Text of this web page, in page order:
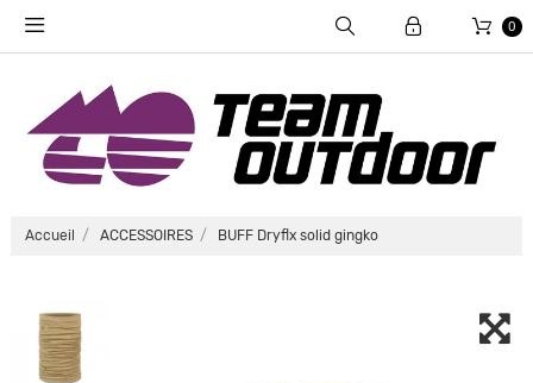
0
Accueil ACCESSOIRES BUFF Dryflx solid gingko